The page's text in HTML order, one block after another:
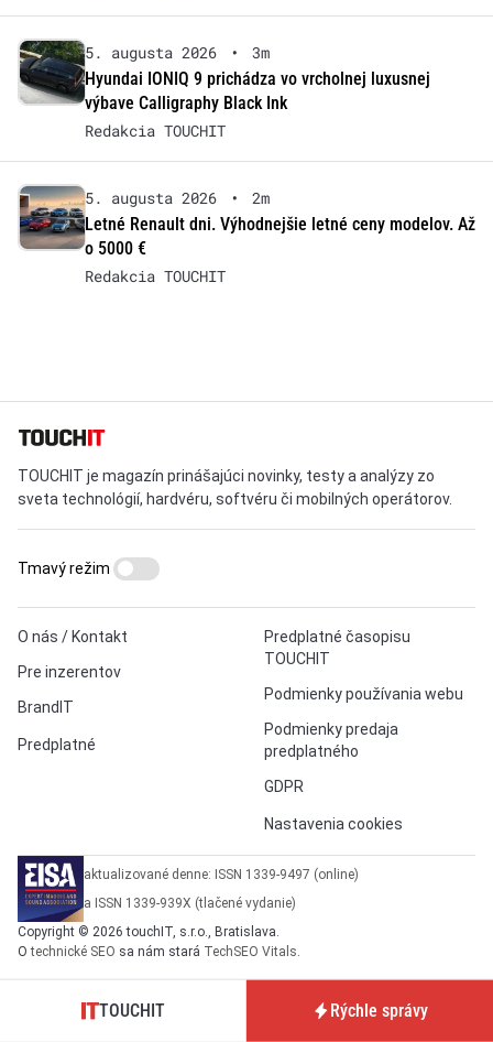
5. augusta 2026 •
3m
Hyundai IONIQ 9 prichádza vo vrcholnej luxusnej
výbave Calligraphy Black Ink
Redakcia TOUCHIT
5. augusta 2026 •
2m
Letné Renault dni. Výhodnejšie letné ceny modelov. Až
o 5000 €
Redakcia TOUCHIT
TOUCHIT je magazín prinášajúci novinky, testy a analýzy zo
sveta technológií, hardvéru, softvéru či mobilných operátorov.
O nás / Kontakt
Pre inzerentov
BrandIT
Predplatné
Predplatné časopisu
TOUCHIT
Podmienky používania webu
Podmienky predaja
predplatného
GDPR
Nastavenia cookies
Tmavý režim
aktualizované denne: ISSN 1339-9497 (online)
a ISSN 1339-939X (tlačené vydanie)
Copyright © 2026 touchIT, s.r.o., Bratislava.
Otechnické SEO sa nám stará TechSEO Vitals.
TOUCHIT Rýchle správy